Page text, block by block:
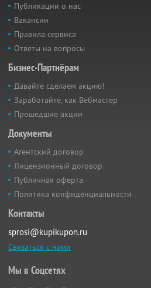
Публикации о нас
Вакансии
Правила сервиса
Ответы на вопросы
Бизнес-Партнёрам
Давайте сделаем акцию!
Заработайте, как Вебмастер
Прошедшие акции
Документы
Агентский договор
Лицензионный договор
Публичная оферта
Политика конфиденциальности
Контакты
sprosi@kupikupon.ru
Связаться с нами
Мы в Соцсетях